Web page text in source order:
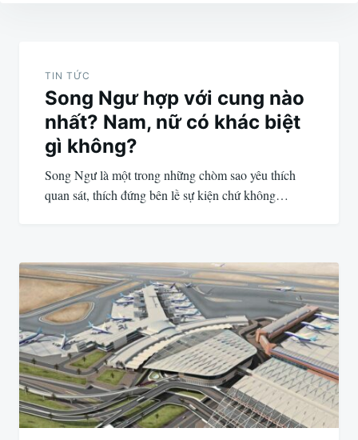
hướng
viết
TIN TỨC
Song Ngư hợp với cung nào
nhất? Nam, nữ có khác biệt
gì không?
Song Ngư là một trong những chòm sao yêu thích
quan sát, thích đứng bên lề sự kiện chứ không…